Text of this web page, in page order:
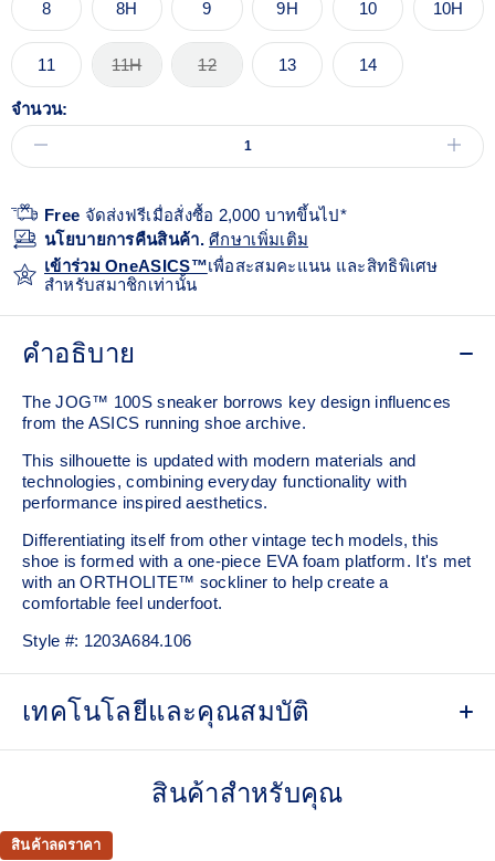
8 8H 9 9H 10 10H
11 11H 12 13 14
จำนวน:
Free จัดส่งฟรีเมื่อสั่งซื้อ 2,000 บาทขึ้นไป*
นโยบายการคืนสินค้า.ศีกษาเพิ่มเติม
เข้าร่วม OneASICS™เพื่อสะสมคะแนน และสิทธิพิเศษ
สำหรับสมาชิกเท่านั้น
คำอธิบาย
The JOG™ 100S sneaker borrows key design influences
from the ASICS running shoe archive.
This silhouette is updated with modern materials and
technologies, combining everyday functionality with
performance inspired aesthetics.
Differentiating itself from other vintage tech models, this
shoe is formed with a one-piece EVA foam platform. It's met
with an ORTHOLITE™ sockliner to help create a
comfortable feel underfoot.
Style #: 1203A684.106
เทคโนโลยีและคุณสมบัติ
Inspired by archived running shoe designs
EVA cushioning
สินค้าสำหรับคุณ
สินค้าลดราคา